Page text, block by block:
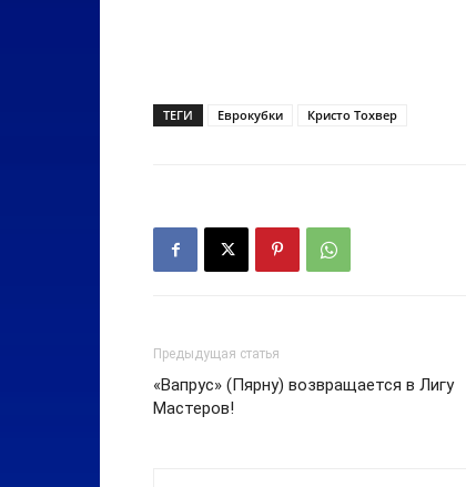
ТЕГИ Еврокубки Кристо Тохвер
Предыдущая статья
«Вапрус» (Пярну) возвращается в Лигу
Мастеров!